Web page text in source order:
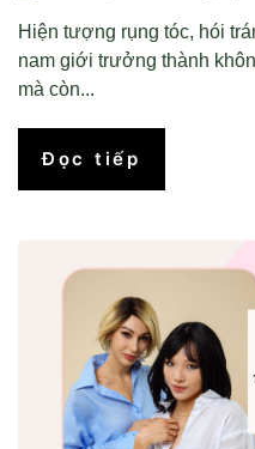
Hiện tượng rụng tóc, hói
nam giới trưởng thành
mà còn...
Đọc tiếp